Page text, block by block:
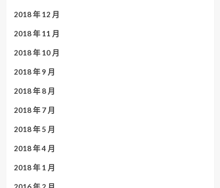
2018 年 12 月
2018 年 11 月
2018 年 10 月
2018 年 9 月
2018 年 8 月
2018 年 7 月
2018 年 5 月
2018 年 4 月
2018 年 1 月